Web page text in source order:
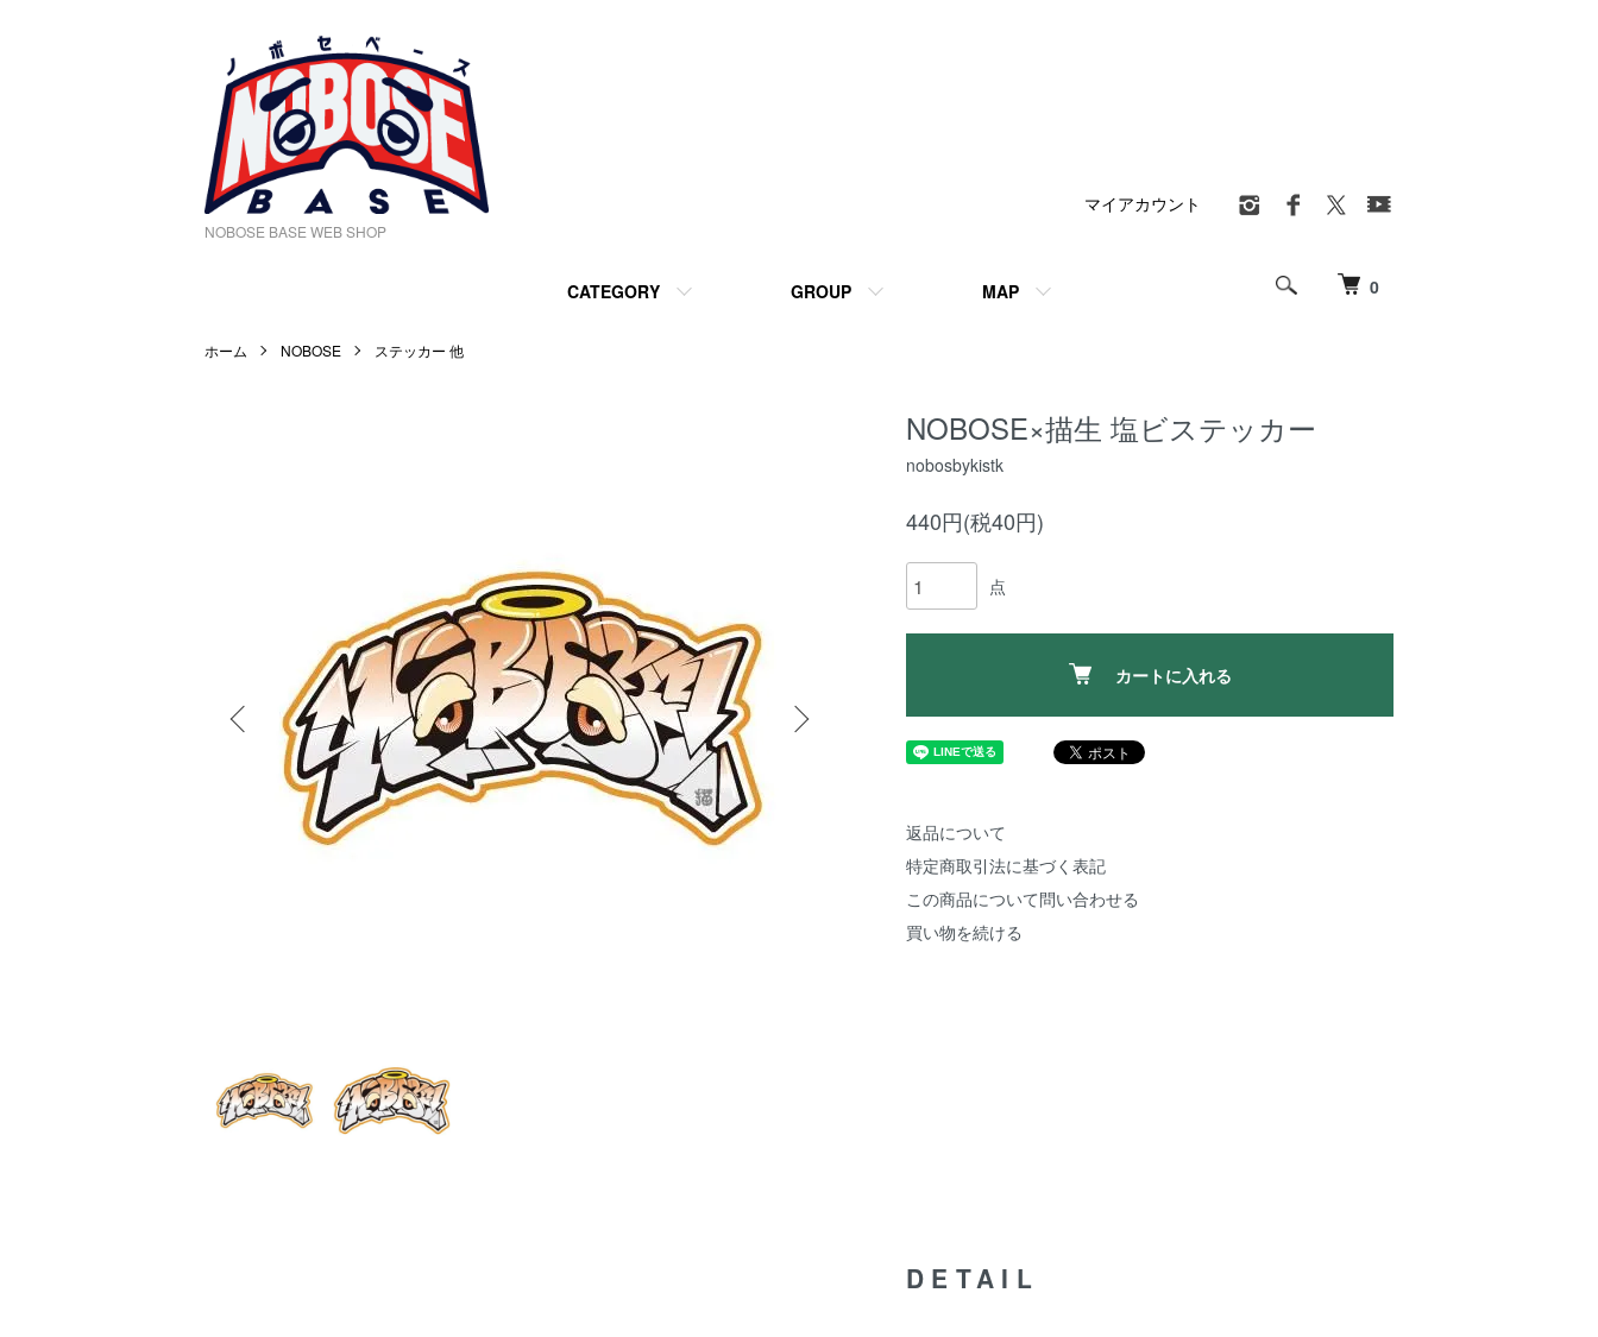
NOBOSE BASE WEB SHOP
0
CATEGORY GROUP MAP
マイアカウント
ホーム NOBOSE ステッカー 他
NOBOSE×描生 塩ビステッカー
nobosbykistk
440円(税40円)
点
カートに入れる
返品について
特定商取引法に基づく表記
この商品について問い合わせる
買い物を続ける
DETAIL